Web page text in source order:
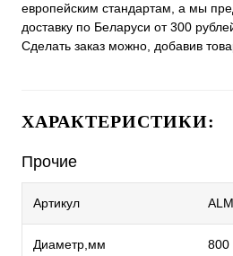
европейским стандартам, а мы
доставку по Беларуси от 300
Сделать заказ можно, добавив
ХАРАКТЕРИСТИКИ:
Прочие
Артикул
Диаметр,мм 800